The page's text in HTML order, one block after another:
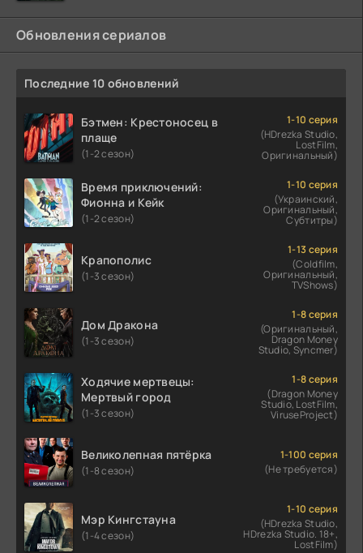
Обновления сериалов
Последние 10 обновлений
Бэтмен: Крестоносец в
плаще
(1-2 сезон)
1-10 серия
(HDrezka Studio,
LostFilm,
Оригинальный)
Время приключений:
Фионна и Кейк
(1-2 сезон)
1-10 серия
(Украинский,
Оригинальный,
Субтитры)
Крапополис
(1-3 сезон)
1-13 серия
(Coldfilm,
Оригинальный,
TVShows)
Дом Дракона
(1-3 сезон)
1-8 серия
(Оригинальный,
Dragon Money
Studio, Syncmer)
Ходячие мертвецы:
Мертвый город
(1-3 сезон)
1-8 серия
(Dragon Money
Studio, LostFilm,
ViruseProject)
Великолепная пятёрка
(1-8 сезон)
1-100 серия
(Не требуется)
Мэр Кингстауна
(1-4 сезон)
1-10 серия
(HDrezka Studio,
HDrezka Studio. 18+,
LostFilm)